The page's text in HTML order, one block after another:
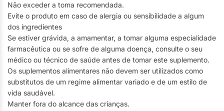
Não exceder a toma recomendada.
Evite o produto em caso de alergia ou sensibilidade a algum
dos ingredientes
Se estiver grávida, a amamentar, a tomar alguma especialidade
farmacêutica ou se sofre de alguma doença, consulte o seu
médico ou técnico de saúde antes de tomar este suplemento.
Os suplementos alimentares não devem ser utilizados como
substitutos de um regime alimentar variado e de um estilo de
vida saudável.
Manter fora do alcance das crianças.